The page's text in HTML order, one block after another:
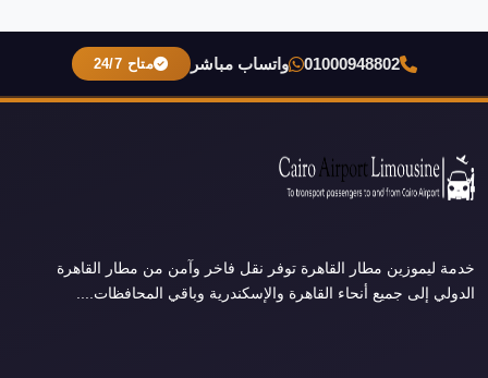
01000948802 واتساب مباشر متاح 24/7
خدمة ليموزين مطار القاهرة توفر نقل فاخر وآمن من مطار القاهرة
الدولي إلى جميع أنحاء القاهرة والإسكندرية وباقي المحافظات....